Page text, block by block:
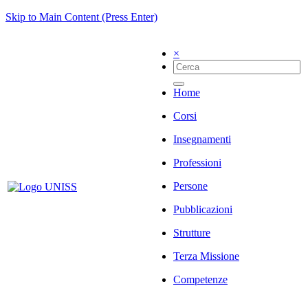
Skip to Main Content (Press Enter)
×
Home
Corsi
Insegnamenti
Professioni
Persone
Pubblicazioni
Strutture
Terza Missione
Competenze